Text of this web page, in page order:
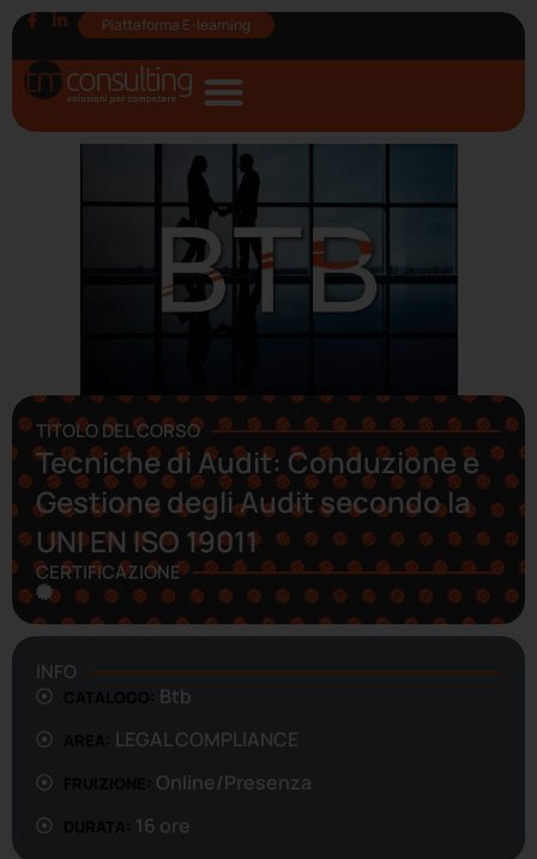
Piattaforma E-learning
TITOLO DEL CORSO
Tecniche di Audit: Conduzione e
Gestione degli Audit secondo la
UNI EN ISO 19011
CERTIFICAZIONE
INFO
Btb
LEGAL COMPLIANCE
Online/Presenza
16 ore